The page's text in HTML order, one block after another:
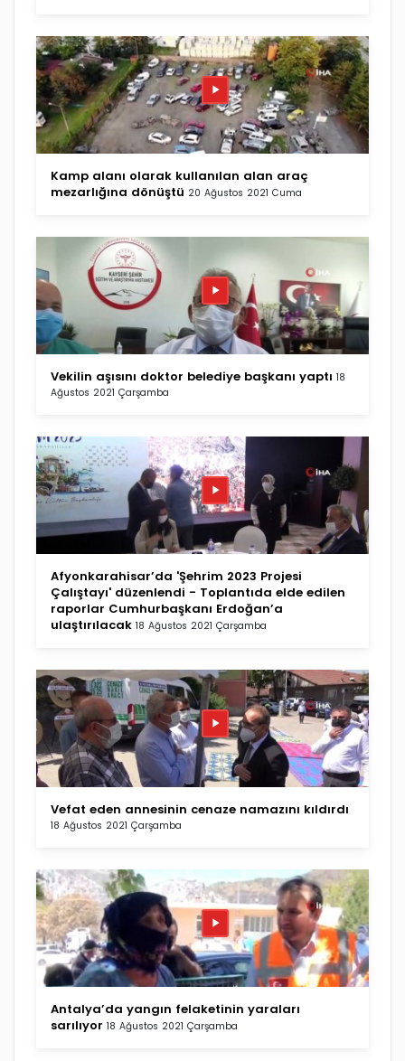
Kamp alanı olarak kullanılan alan araç
mezarlığına dönüştü 20 Ağustos 2021 Cuma
Vekilin aşısını doktor belediye başkanı yaptı 18
Ağustos 2021 Çarşamba
Afyonkarahisar’da 'Şehrim 2023 Projesi
Çalıştayı' düzenlendi - Toplantıda elde edilen
raporlar Cumhurbaşkanı Erdoğan’a
ulaştırılacak 18 Ağustos 2021 Çarşamba
Vefat eden annesinin cenaze namazını kıldırdı
18 Ağustos 2021 Çarşamba
Antalya’da yangın felaketinin yaraları
sarılıyor 18 Ağustos 2021 Çarşamba